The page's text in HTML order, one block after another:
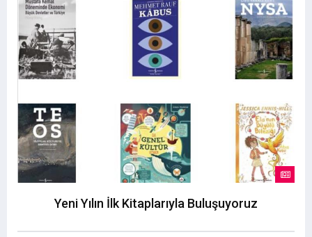
Yeni Yılın İlk Kitaplarıyla Buluşuyoruz